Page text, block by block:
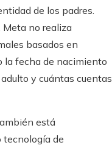
de los padres.
no realiza
basados ​​en
la fecha de nacimiento
y cuántas cuentas
está
tecnología de